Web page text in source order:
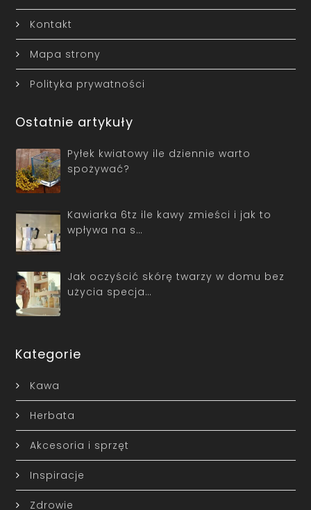
Kontakt
Mapa strony
Polityka prywatności
Ostatnie artykuły
Pyłek kwiatowy ile dziennie warto
spożywać?
Kawiarka 6tz ile kawy zmieści i jak to
wpływa na s…
Jak oczyścić skórę twarzy w domu bez
użycia specja…
Kategorie
Kawa
Herbata
Akcesoria i sprzęt
Inspiracje
Zdrowie